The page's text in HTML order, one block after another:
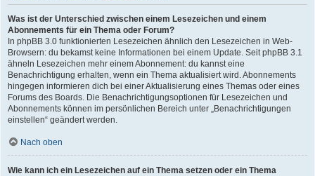
Was ist der Unterschied zwischen einem Lesezeichen und einem
Abonnements für ein Thema oder Forum?
In phpBB 3.0 funktionierten Lesezeichen ähnlich den Lesezeichen in Web-
Browsern: du bekamst keine Informationen bei einem Update. Seit phpBB 3.1
ähneln Lesezeichen mehr einem Abonnement: du kannst eine
Benachrichtigung erhalten, wenn ein Thema aktualisiert wird. Abonnements
hingegen informieren dich bei einer Aktualisierung eines Themas oder eines
Forums des Boards. Die Benachrichtigungsoptionen für Lesezeichen und
Abonnements können im persönlichen Bereich unter „Benachrichtigungen
einstellen“ geändert werden.
Nach oben
Wie kann ich ein Lesezeichen auf ein Thema setzen oder ein Thema